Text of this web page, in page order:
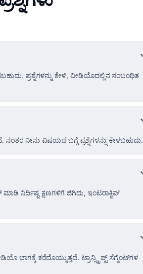
ಪ್ರಶ್ನೆಗಳನ್ನು ಕೇಳಿ, ವೀಡಿಯೊದಲ್ಲಿನ ಸಂಬಂಧಿತ
ನಂತರ ನೀನು ವಿಷಯದ ಬಗ್ಗೆ ಪ್ರಶ್ನೆಗಳನ್ನು ಕೇಳಬಹುದು.
ನಿರ್ದಿಷ್ಟ ಕ್ಷಣಗಳಿಗೆ ಜಿಗಿದು, ಇಂಟರಾಕ್ಟಿವ್
ಭಾಗಕ್ಕೆ ಕರೆದೊಯ್ಯುತ್ತವೆ. ಟ್ರಾನ್ಸ್ಕ್ರಿಪ್ಟ್ ಸೆಗ್ಮೆಂಟ್‌ಗಳ